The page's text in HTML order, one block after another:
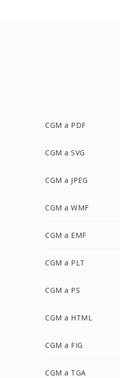
CGM a PDF
CGM a SVG
CGM a JPEG
CGM a WMF
CGM a EMF
CGM a PLT
CGM a PS
CGM a HTML
CGM a FIG
CGM a TGA